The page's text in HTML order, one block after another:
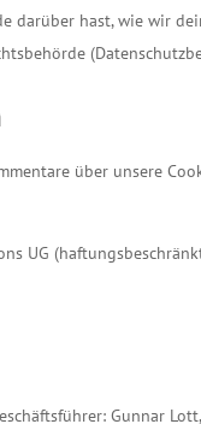
darüber hast, wie wir
über unsere
UG
Gunnar